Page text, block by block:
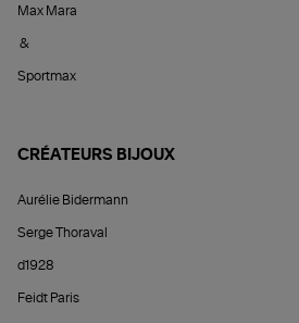
Max Mara
&
Sportmax
CRÉATEURS BIJOUX
Aurélie Bidermann
Serge Thoraval
d1928
Feidt Paris